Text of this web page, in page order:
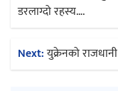
navigation
डरलाग्दो रहस्य….
Next:युक्रेनको